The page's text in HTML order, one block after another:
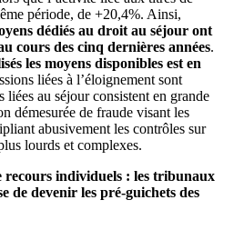
période, de +20,4%. Ainsi,
dédiés au droit au séjour ont
cours des cinq dernières années.
les moyens disponibles est en
liées à l’éloignement sont
liées au séjour consistent en grande
démesurée de fraude visant les
abusivement les contrôles sur
lourds et complexes.
individuels : les tribunaux
de devenir les pré-guichets des